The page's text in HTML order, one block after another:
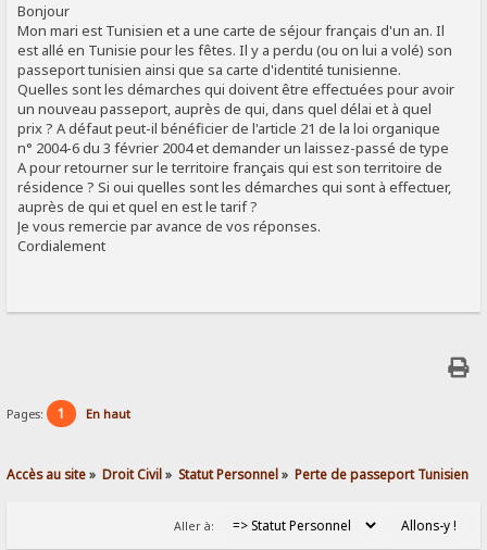
Bonjour
Mon mari est Tunisien et a une carte de séjour français d'un an. Il
est allé en Tunisie pour les fêtes. Il y a perdu (ou on lui a volé) son
passeport tunisien ainsi que sa carte d'identité tunisienne.
Quelles sont les démarches qui doivent être effectuées pour avoir
un nouveau passeport, auprès de qui, dans quel délai et à quel
prix ? A défaut peut-il bénéficier de l'article 21 de la loi organique
n° 2004-6 du 3 février 2004 et demander un laissez-passé de type
A pour retourner sur le territoire français qui est son territoire de
résidence ? Si oui quelles sont les démarches qui sont à effectuer,
auprès de qui et quel en est le tarif ?
Je vous remercie par avance de vos réponses.
Cordialement
Pages: 1 En haut
Accès au site» Droit Civil» Statut Personnel» Perte de passeport Tunisien
Aller à: